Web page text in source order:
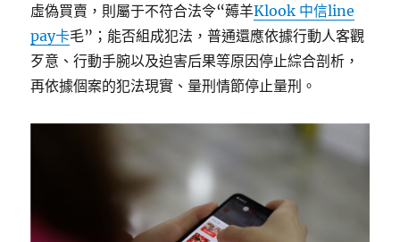
虛偽買賣，則屬于不符合法令“薅羊Klook 中信line
pay卡毛”；能否組成犯法，普通還應依據行動人客觀
歹意、行動手腕以及迫害后果等原因停止綜合剖析，
再依據個案的犯法現實、量刑情節停止量刑。